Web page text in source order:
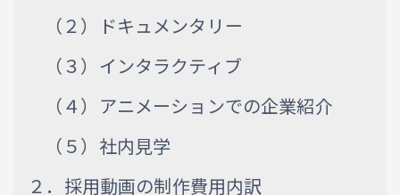
（２）ドキュメンタリー
（３）インタラクティブ
（４）アニメーションでの企業紹介
（５）社内見学
２．採用動画の制作費用内訳